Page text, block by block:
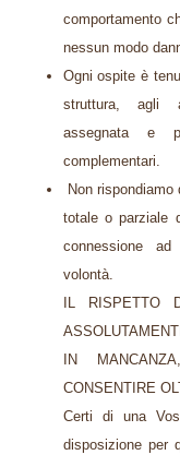
comportamento
nessun modo
Ogni ospite è
struttura, agli
assegnata e
complementari.
Non
totale o parziale
connessione
volontà.​
IL RISPETTO
IN
CONSENTIRE
Certi di una
disposizione per